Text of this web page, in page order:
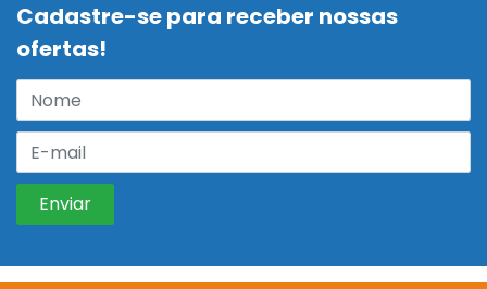
Cadastre-se para receber nossas
ofertas!